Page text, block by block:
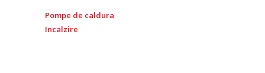
Pompe de caldura
Incalzire